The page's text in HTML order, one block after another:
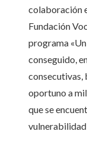
colaboración
Fundación
programa
conseguido,
consecutivas,
oportuno a
que se